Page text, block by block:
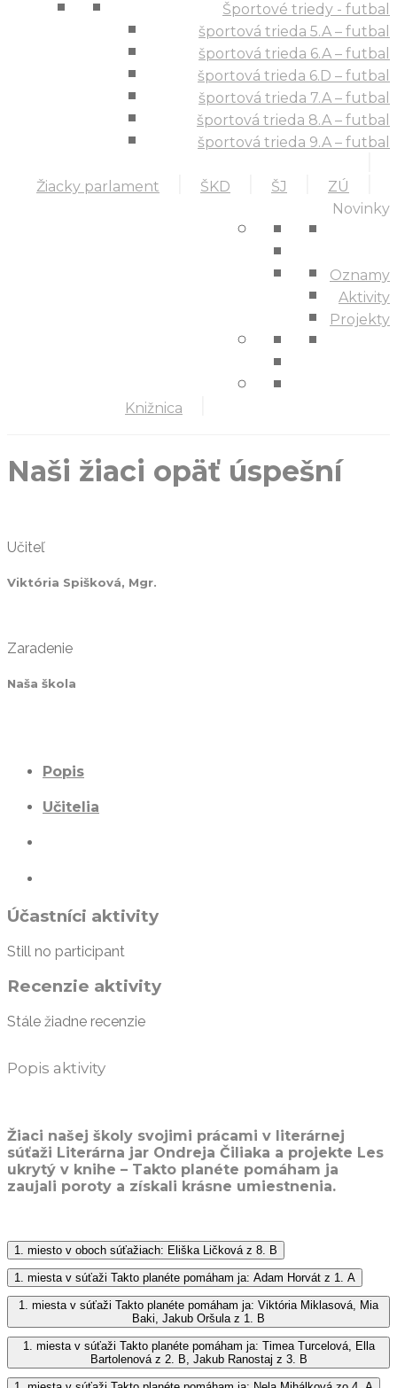
Športové triedy - futbal
športová trieda 5.A – futbal
športová trieda 6.A – futbal
športová trieda 6.D – futbal
športová trieda 7.A – futbal
športová trieda 8.A – futbal
športová trieda 9.A – futbal
Žiacky parlament ŠKD ŠJ ZÚ
Knižnica
Novinky
Oznamy
Aktivity
Projekty
Naši žiaci opäť úspešní
Učiteľ
Viktória Spišková, Mgr.
Zaradenie
Naša škola
Popis
Učitelia
Účastníci aktivity
Still no participant
Recenzie aktivity
Stále žiadne recenzie
Popis aktivity
Žiaci našej školy svojimi prácami v literárnej
súťaži Literárna jar Ondreja Čiliaka a projekte Les
ukrytý v knihe – Takto planéte pomáham ja
zaujali poroty a získali krásne umiestnenia.
1. miesto v oboch súťažiach: Eliška Ličková z 8. B
1. miesta v súťaži Takto planéte pomáham ja: Adam Horvát z 1. A
1. miesta v súťaži Takto planéte pomáham ja: Viktória Miklasová, Mia
Baki, Jakub Oršula z 1. B
1. miesta v súťaži Takto planéte pomáham ja: Timea Turcelová, Ella
Bartolenová z 2. B, Jakub Ranostaj z 3. B